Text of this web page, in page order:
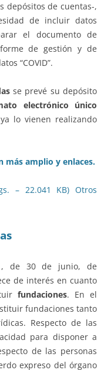
depósitos de cuentas-,
de incluir datos
el documento de
de gestión y de
“COVID”.
se prevé su depósito
electrónico único
lo vienen realizando
más amplio y enlaces.
– 22.041 KB) Otros
de 30 de junio, de
de interés en cuanto
fundaciones. En el
fundaciones tanto
Respecto de las
para disponer a
de las personas
expreso del órgano